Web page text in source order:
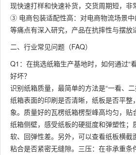
现快速打样和快速补货，交货周期短，非
③ 电商包装适配性高：对电商物流场景
等痛点有深入研究，产品在抗摔性与摆放
二、行业常见问题（FAQ）
Q1：在挑选纸箱生产基地时，如何通过“
好坏？
识别纸箱质量，最简单的方法是“一看、
纸箱表面的印刷是否清晰，纸板是否平整
象。质量好的瓦楞纸箱楞型峰高均匀，
纸箱侧壁，感受纸板的硬挺度和弹塑性；
软、回弹性差。另外，可以查看纸板横截
粘合是否紧密无缝隙。三压：在非承重条